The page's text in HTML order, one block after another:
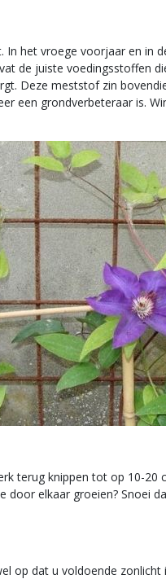
het vroege voorjaar en in
de juiste voedingsstoffen
Deze meststof zin
een grondverbeteraar is.
terug knippen tot op 10-20
elkaar groeien? Snoei
op dat u voldoende